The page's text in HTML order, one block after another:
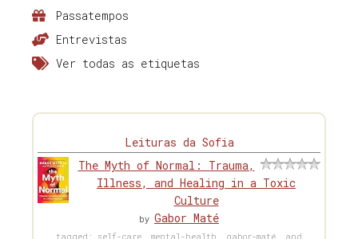
Passatempos
Entrevistas
Ver todas as etiquetas
Leituras da Sofia
The Myth of Normal: Trauma,
Illness, and Healing in a Toxic
Culture
by Gabor Maté
tagged: self-care, mental-health, gabor-maté, and